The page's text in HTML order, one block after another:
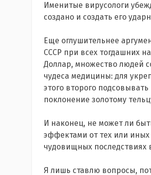
Именитые вирусологи
создано и создать его
Еще оглушительнее
СССР при всех тогдашних
Доллар, множество людей
чудеса медицины: для
этого второго
поклонение золотому
И наконец, не может ли
эффектами от тех или
чудовищных
Я лишь ставлю вопросы,